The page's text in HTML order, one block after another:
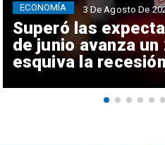
Superó las
de junio avanza un
esquiva la recesión
ECONOMÍA 3 De Agosto De